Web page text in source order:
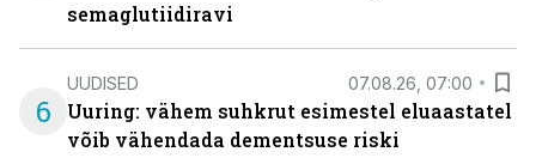
semaglutiidiravi
6
UUDISED 07.08.26, 07:00
Uuring: vähem suhkrut esimestel eluaastatel
võib vähendada dementsuse riski